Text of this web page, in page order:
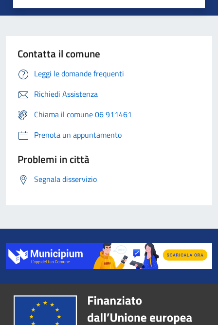
Contatta il comune
Leggi le domande frequenti
Richiedi Assistenza
Chiama il comune 06 911461
Prenota un appuntamento
Problemi in città
Segnala disservizio